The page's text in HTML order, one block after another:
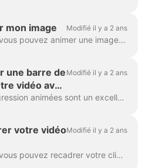
mon image Modifié il y a 2 ans
Dans Wave.video, vous pouvez animer une image que vous utilisez comme arrière-plan. Cela donnera à vos vidéos un aspect plus frais et plus engageant. Pour animer une image d'arrière-plan...
une barre de
vidéo avec
Modifié il y a 2 ans
Les barres de progression animées sont un excellent moyen de retenir l'attention des spectateurs et d'augmenter la durée de visionnage de votre vidéo. Apprenez à ajouter une barre de progression dynamique à votre...
votre vidéoModifié il y a 2 ans
Dans Wave.video, vous pouvez recadrer votre clip vidéo ou votre image. Cette fonction fonctionne pour les clips vidéo/images que vous chargez dans le créateur de vidéo et ceux que vous choisissez...